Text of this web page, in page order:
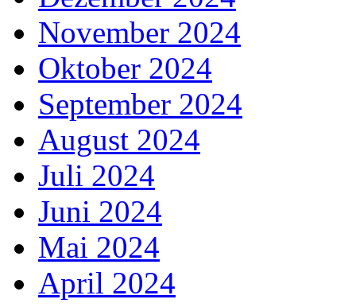
November 2024
Oktober 2024
September 2024
August 2024
Juli 2024
Juni 2024
Mai 2024
April 2024